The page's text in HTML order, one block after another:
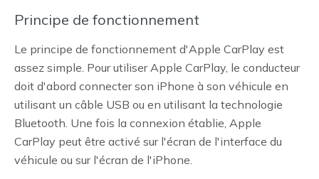
Principe de fonctionnement
Le principe de fonctionnement d'Apple CarPlay est
assez simple. Pour utiliser Apple CarPlay, le conducteur
doit d'abord connecter son iPhone à son véhicule en
utilisant un câble USB ou en utilisant la technologie
Bluetooth. Une fois la connexion établie, Apple
CarPlay peut être activé sur l'écran de l'interface du
véhicule ou sur l'écran de l'iPhone.